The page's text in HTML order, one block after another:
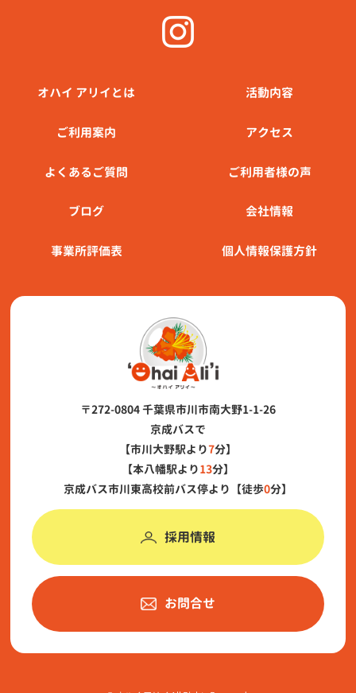
オハイ アリイとは 活動内容
ご利⽤案内 アクセス
よくあるご質問 ご利用者様の声
ブログ 会社情報
事業所評価表 個人情報保護方針
〒272-0804 千葉県市川市南大野1-1-26
京成バスで
【市川大野駅より7分】
【本八幡駅より13分】
京成バス市川東高校前バス停より【徒歩0分】
採用情報
お問合せ